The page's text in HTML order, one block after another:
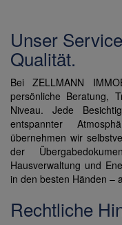
Unser
Qualität.
Bei ZELLMANN
persönliche Beratung,
Niveau. Jede
entspannter
übernehmen wir
der
Hausverwaltung und
in den besten Händen –
Rechtliche